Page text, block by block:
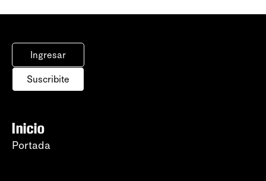
Ingresar
Suscribite
Inicio
Portada